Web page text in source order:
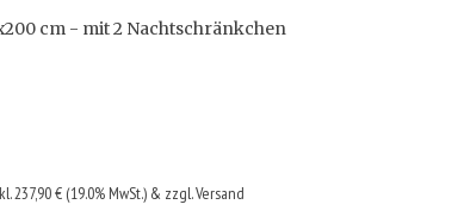
cm - mit 2 Nachtschränkchen
237,90 € (19.0% MwSt.) & zzgl. Versand